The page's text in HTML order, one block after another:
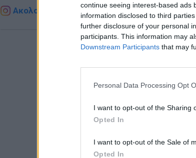
continue seeing interest-based ads
information disclosed to third
further disclosure of your personal
participants. This information may
Downstream Participants that may
Personal Data Processing Opt
I want to opt-out of the Sharing
Opted In
I want to opt-out of the Sale of
Opted In
Ακολουθήστε το E-Radio.gr και στο
ΔΙΑΦΗΜΙΣΗ